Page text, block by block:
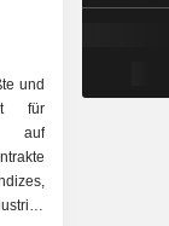
und
für
auf